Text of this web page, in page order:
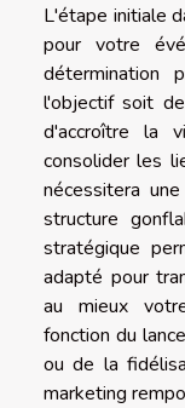
L'étape initiale
pour votre
détermination
l'objectif soit
d'accroître la
consolider les
nécessitera
structure
stratégique
adapté pour
au mieux
fonction du
ou de la
marketing